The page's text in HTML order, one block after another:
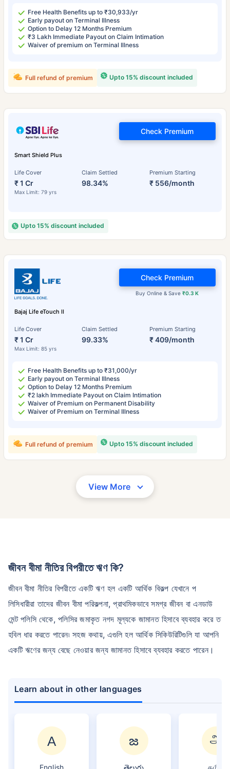
Free Health Benefits up to ₹30,933/yr
Early payout on Terminal Illness
Option to Delay 12 Months Premium
₹3 Lakh Immediate Payout on Claim Intimation
Waiver of premium on Terminal Illness
Upto 15% discount included
Full refund of premium
Smart Shield Plus
Life Cover
₹ 1 Cr
Max Limit: 79 yrs
Claim Settled
98.34%
Premium Starting
₹ 556/month
Check Premium
Upto 15% discount included
Bajaj Life eTouch II
Life Cover
₹ 1 Cr
Max Limit: 85 yrs
Claim Settled
99.33%
Premium Starting
₹ 409/month
Buy Online & Save₹0.3 K
Check Premium
Free Health Benefits up to ₹31,000/yr
Early payout on Terminal Illness
Option to Delay 12 Months Premium
₹2 lakh Immediate Payout on Claim Intimation
Waiver of Premium on Permanent Disability
Waiver of Premium on Terminal Illness
Upto 15% discount included
Full refund of premium
View More
জীবন বীমা নীতির বিপরীতে ঋণ কি?
জীবন বীমা নীতির বিপরীতে একটি ঋণ হল একটি আর্থিক বিকল্প যেখানে প
লিসিধারীরা তাদের জীবন বীমা পরিকল্পনা, প্রাথমিকভাবে সমগ্র জীবন বা এনডাউ
মেন্ট পলিসি থেকে, পলিসির জমাকৃত নগদ মূল্যকে জামানত হিসাবে ব্যবহার করে ত
হবিল ধার করতে পারেন৷ সহজ কথায়, এগুলি হল আর্থিক সিকিউরিটিগুলি যা আপনি
একটি ঋণের জন্য বেছে নেওয়ার জন্য জামানত হিসাবে ব্যবহার করতে পারেন।
Learn about in other languages